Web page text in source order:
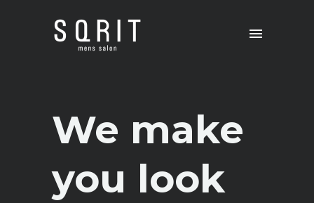
We make
you look